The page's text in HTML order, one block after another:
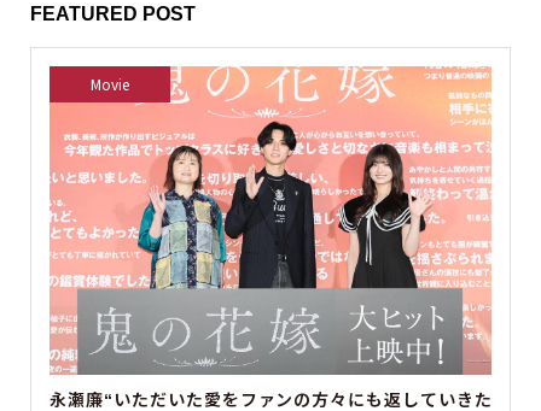
FEATURED POST
Movie
永瀬廉“いただいた愛をファンの方々にも返していきた